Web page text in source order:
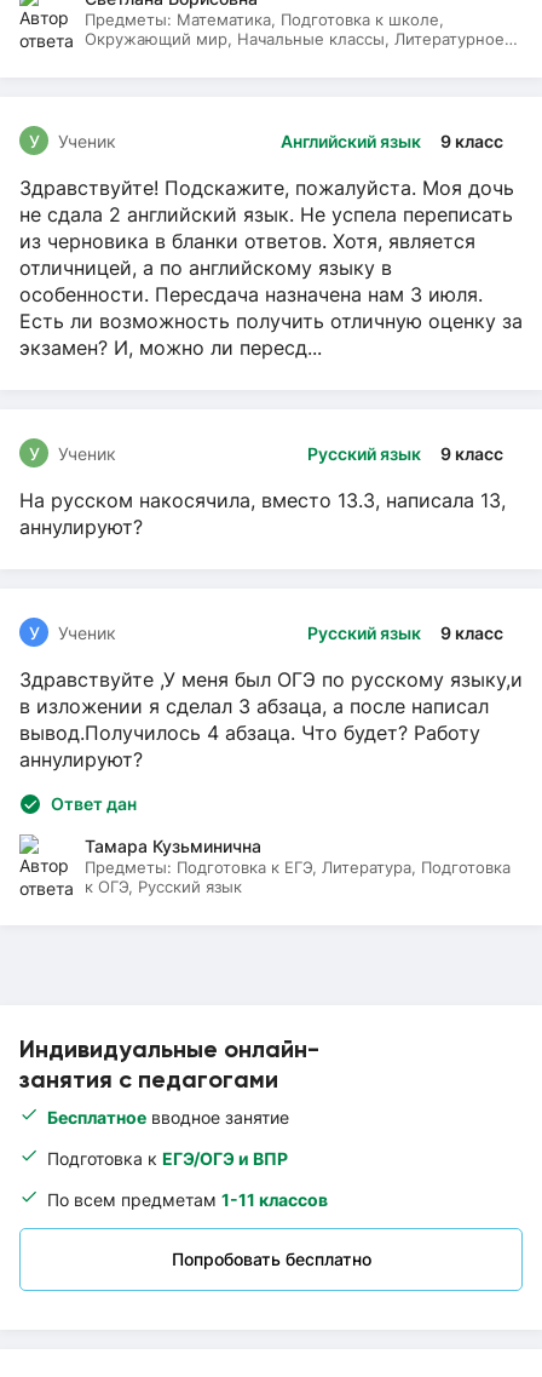
Индивидуальные онлайн-
занятия с педагогами
Бесплатное вводное занятие
Подготовка к ЕГЭ/ОГЭ и ВПР
По всем предметам 1-11 классов
Попробовать бесплатно
Предметы: Математика, Подготовка к школе,
Окружающий мир, Начальные классы, Литературное
Английский язык 9 класс
У Ученик
Здравствуйте! Подскажите, пожалуйста. Моя дочь
не сдала 2 английский язык. Не успела переписать
из черновика в бланки ответов. Хотя, является
отличницей, а по английскому языку в
особенности. Пересдача назначена нам 3 июля.
Есть ли возможность получить отличную оценку за
экзамен? И, можно ли пересд...
Русский язык 9 класс
У Ученик
На русском накосячила, вместо 13.3, написала 13,
аннулируют?
Русский язык 9 класс
У Ученик
Здравствуйте ,У меня был ОГЭ по русскому языку,и
в изложении я сделал 3 абзаца, а после написал
вывод.Получилось 4 абзаца. Что будет? Работу
аннулируют?
Ответ дан
Тамара Кузьминична
Предметы: Подготовка к ЕГЭ, Литература, Подготовка
к ОГЭ, Русский язык